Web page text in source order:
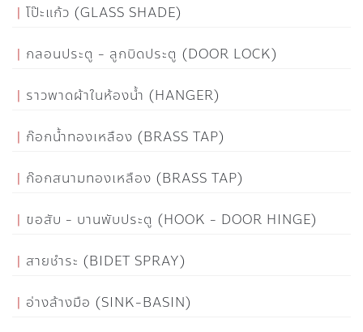
โป๊ะแก้ว (GLASS SHADE)
กลอนประตู - ลูกบิดประตู (DOOR LOCK)
ราวพาดผ้าในห้องน้ำ (HANGER)
ก๊อกน้ำทองเหลือง (BRASS TAP)
ก๊อกสนามทองเหลือง (BRASS TAP)
ขอสับ - บานพับประตู (HOOK - DOOR HINGE)
สายชำระ (BIDET SPRAY)
อ่างล้างมือ (SINK-BASIN)